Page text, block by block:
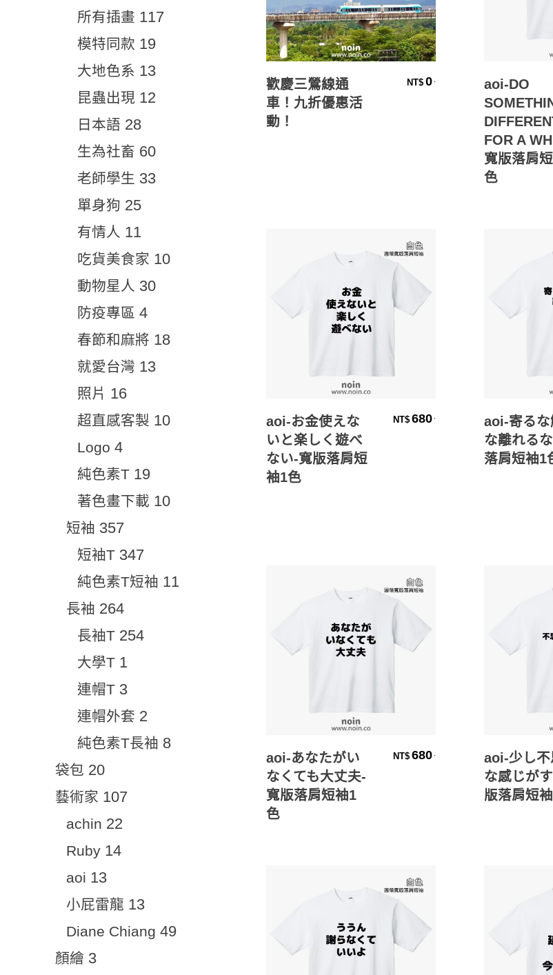
所有插畫 117
模特同款 19
大地色系 13
昆蟲出現 12
日本語 28
生為社畜 60
老師學生 33
單身狗 25
有情人 11
吃貨美食家 10
動物星人 30
防疫專區 4
春節和麻將 18
就愛台灣 13
照片 16
超直感客製 10
Logo 4
純色素T 19
著色畫下載 10
短袖 357
短袖T 347
純色素T短袖 11
長袖 264
長袖T 254
大學T 1
連帽T 3
連帽外套 2
純色素T長袖 8
袋包 20
藝術家 107
achin 22
Ruby 14
aoi 13
小屁雷龍 13
Diane Chiang 49
顏繪 3
加入購物車
歡慶三鶯線通
車！九折優惠活
動！
NT$ 0
aoi-DO
FOR A
寬版落肩
色
選擇規格
aoi-お金使えな
いと楽しく遊べ
ない-寬版落肩短
袖1色
NT$ 680 .
aoi-寄るな
な離れる
落肩短袖1
aoi-あなたがい
なくても大丈夫-
寬版落肩短袖1
色
NT$ 680
aoi-少し不
な感じが
版落肩短